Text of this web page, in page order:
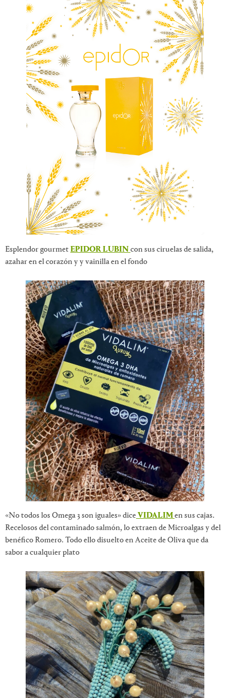
Esplendor gourmetEPIDOR LUBINcon sus ciruelas de salida,
azahar en el corazón y y vainilla en el fondo
«No todos los Omega 3 son iguales» dice VIDALIMen sus cajas.
Recelosos del contaminado salmón, lo extraen de Microalgas y del
benéfico Romero. Todo ello disuelto en Aceite de Oliva que da
sabor a cualquier plato